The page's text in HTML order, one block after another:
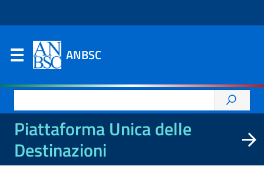
ANBSC
per:
Piattaforma Unica delle
Destinazioni